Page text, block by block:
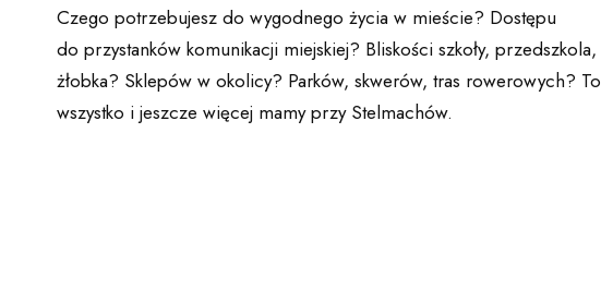
Czego potrzebujesz do wygodnego życia w mieście? Dostępu
do przystanków komunikacji miejskiej? Bliskości szkoły, przedszkola,
żłobka? Sklepów w okolicy? Parków, skwerów, tras rowerowych? To
wszystko i jeszcze więcej mamy przy Stelmachów.